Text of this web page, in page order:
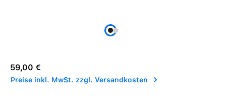
Regulärer Preis:
59,00 €
Preise inkl. MwSt. zzgl. Versandkosten